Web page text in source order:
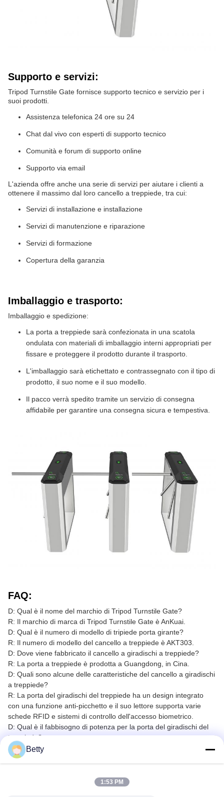
Supporto e servizi:
Tripod Turnstile Gate fornisce supporto tecnico e servizio per i
suoi prodotti.
Assistenza telefonica 24 ore su 24
Chat dal vivo con esperti di supporto tecnico
Comunità e forum di supporto online
Supporto via email
L'azienda offre anche una serie di servizi per aiutare i clienti a
ottenere il massimo dal loro cancello a treppiede, tra cui:
Servizi di installazione e installazione
Servizi di manutenzione e riparazione
Servizi di formazione
Copertura della garanzia
Imballaggio e trasporto:
Imballaggio e spedizione:
La porta a treppiede sarà confezionata in una scatola
ondulata con materiali di imballaggio interni appropriati per
fissare e proteggere il prodotto durante il trasporto.
L'imballaggio sarà etichettato e contrassegnato con il tipo di
prodotto, il suo nome e il suo modello.
Il pacco verrà spedito tramite un servizio di consegna
affidabile per garantire una consegna sicura e tempestiva.
FAQ:
D: Qual è il nome del marchio di Tripod Turnstile Gate?
R: Il marchio di marca di Tripod Turnstile Gate è AnKuai.
D: Qual è il numero di modello di tripiede porta girante?
R: Il numero di modello del cancello a treppiede è AKT303.
D: Dove viene fabbricato il cancello a giradischi a treppiede?
R: La porta a treppiede è prodotta a Guangdong, in Cina.
D: Quali sono alcune delle caratteristiche del cancello a giradischi
a treppiede?
R: La porta del giradischi del treppiede ha un design integrato
con una funzione anti-picchetto e il suo lettore supporta varie
schede RFID e sistemi di controllo dell'accesso biometrico.
D: Qual è il fabbisogno di potenza per la porta del giradischi del
treppiede?
R: La porta del giradischi del treppiede richiede un alimentatore
AC da 100-240V, 50/60Hz.
Betty
1:53 PM